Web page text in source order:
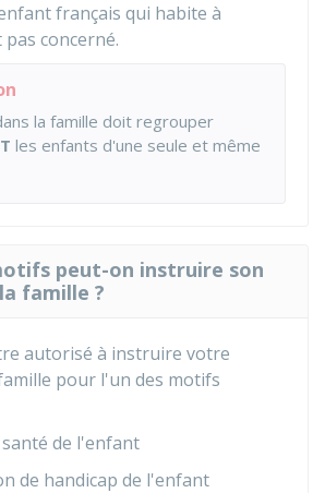
français qui habite à
concerné.
la famille doit regrouper
les enfants d'une seule et même
peut-on instruire son
famille ?
autorisé à instruire votre
pour l'un des motifs
santé de l'enfant
de handicap de l'enfant